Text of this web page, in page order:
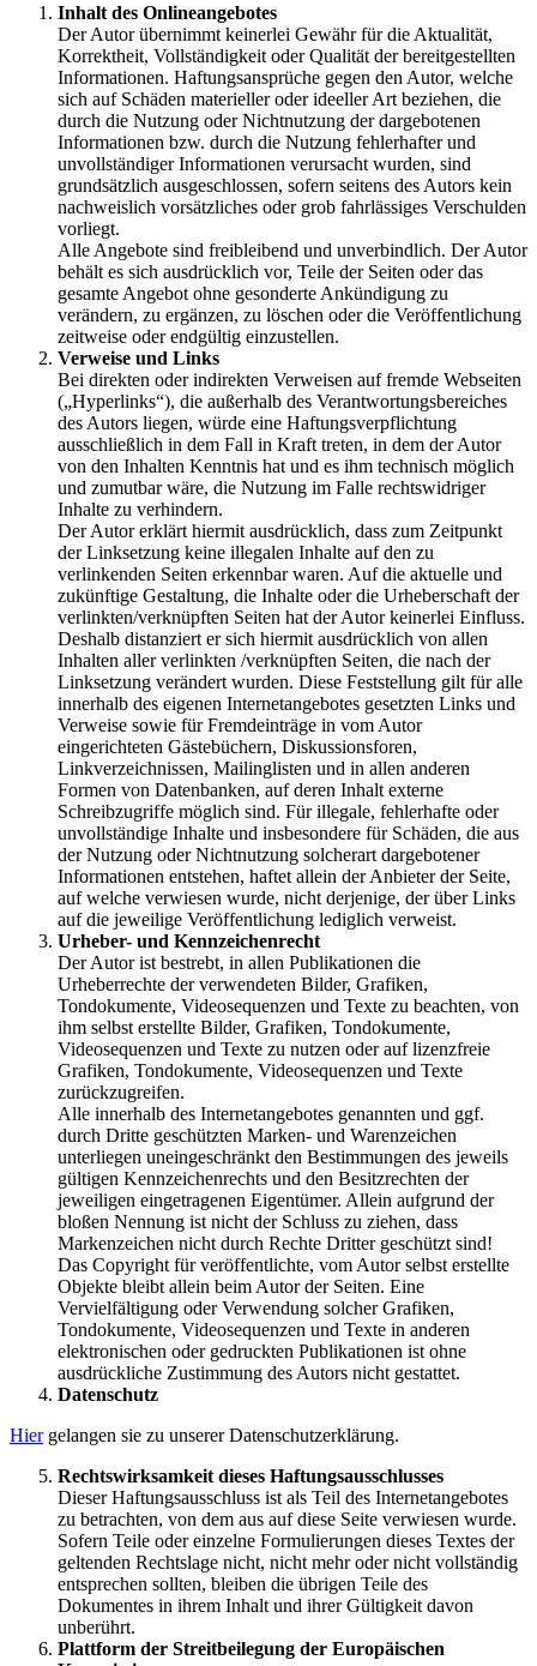
Inhalt des Onlineangebotes
Der Autor übernimmt keinerlei Gewähr für die Aktualität,
Korrektheit, Vollständigkeit oder Qualität der bereitgestellten
Informationen. Haftungsansprüche gegen den Autor, welche
sich auf Schäden materieller oder ideeller Art beziehen, die
durch die Nutzung oder Nichtnutzung der dargebotenen
Informationen bzw. durch die Nutzung fehlerhafter und
unvollständiger Informationen verursacht wurden, sind
grundsätzlich ausgeschlossen, sofern seitens des Autors kein
nachweislich vorsätzliches oder grob fahrlässiges Verschulden
vorliegt.
Alle Angebote sind freibleibend und unverbindlich. Der Autor
behält es sich ausdrücklich vor, Teile der Seiten oder das
gesamte Angebot ohne gesonderte Ankündigung zu
verändern, zu ergänzen, zu löschen oder die Veröffentlichung
zeitweise oder endgültig einzustellen.
Verweise und Links
Bei direkten oder indirekten Verweisen auf fremde Webseiten
(„Hyperlinks“), die außerhalb des Verantwortungsbereiches
des Autors liegen, würde eine Haftungsverpflichtung
ausschließlich in dem Fall in Kraft treten, in dem der Autor
von den Inhalten Kenntnis hat und es ihm technisch möglich
und zumutbar wäre, die Nutzung im Falle rechtswidriger
Inhalte zu verhindern.
Der Autor erklärt hiermit ausdrücklich, dass zum Zeitpunkt
der Linksetzung keine illegalen Inhalte auf den zu
verlinkenden Seiten erkennbar waren. Auf die aktuelle und
zukünftige Gestaltung, die Inhalte oder die Urheberschaft der
verlinkten/verknüpften Seiten hat der Autor keinerlei Einfluss.
Deshalb distanziert er sich hiermit ausdrücklich von allen
Inhalten aller verlinkten /verknüpften Seiten, die nach der
Linksetzung verändert wurden. Diese Feststellung gilt für alle
innerhalb des eigenen Internetangebotes gesetzten Links und
Verweise sowie für Fremdeinträge in vom Autor
eingerichteten Gästebüchern, Diskussionsforen,
Linkverzeichnissen, Mailinglisten und in allen anderen
Formen von Datenbanken, auf deren Inhalt externe
Schreibzugriffe möglich sind. Für illegale, fehlerhafte oder
unvollständige Inhalte und insbesondere für Schäden, die aus
der Nutzung oder Nichtnutzung solcherart dargebotener
Informationen entstehen, haftet allein der Anbieter der Seite,
auf welche verwiesen wurde, nicht derjenige, der über Links
auf die jeweilige Veröffentlichung lediglich verweist.
Urheber- und Kennzeichenrecht
Der Autor ist bestrebt, in allen Publikationen die
Urheberrechte der verwendeten Bilder, Grafiken,
Tondokumente, Videosequenzen und Texte zu beachten, von
ihm selbst erstellte Bilder, Grafiken, Tondokumente,
Videosequenzen und Texte zu nutzen oder auf lizenzfreie
Grafiken, Tondokumente, Videosequenzen und Texte
zurückzugreifen.
Alle innerhalb des Internetangebotes genannten und ggf.
durch Dritte geschützten Marken- und Warenzeichen
unterliegen uneingeschränkt den Bestimmungen des jeweils
gültigen Kennzeichenrechts und den Besitzrechten der
jeweiligen eingetragenen Eigentümer. Allein aufgrund der
bloßen Nennung ist nicht der Schluss zu ziehen, dass
Markenzeichen nicht durch Rechte Dritter geschützt sind!
Das Copyright für veröffentlichte, vom Autor selbst erstellte
Objekte bleibt allein beim Autor der Seiten. Eine
Vervielfältigung oder Verwendung solcher Grafiken,
Tondokumente, Videosequenzen und Texte in anderen
elektronischen oder gedruckten Publikationen ist ohne
ausdrückliche Zustimmung des Autors nicht gestattet.
Datenschutz
Hiergelangen sie zu unserer Datenschutzerklärung.
Rechtswirksamkeit dieses Haftungsausschlusses
Dieser Haftungsausschluss ist als Teil des Internetangebotes
zu betrachten, von dem aus auf diese Seite verwiesen wurde.
Sofern Teile oder einzelne Formulierungen dieses Textes der
geltenden Rechtslage nicht, nicht mehr oder nicht vollständig
entsprechen sollten, bleiben die übrigen Teile des
Dokumentes in ihrem Inhalt und ihrer Gültigkeit davon
unberührt.
Plattform der Streitbeilegung der Europäischen